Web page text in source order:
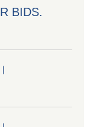
BIDS.